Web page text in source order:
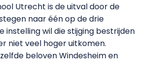
Utrecht is de uitval door de
naar één op de drie
instelling wil die stijging bestrijden
niet veel hoger uitkomen.
beloven Windesheim en